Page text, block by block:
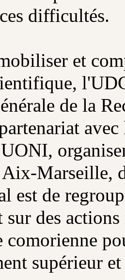
difficultés.
et
de la
Marseille,
est de
des
comorienne
supérieur